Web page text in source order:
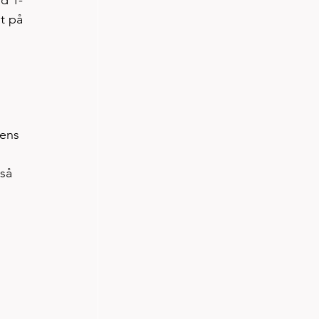
på